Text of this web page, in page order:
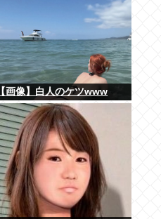
【画像】白人のケツwww